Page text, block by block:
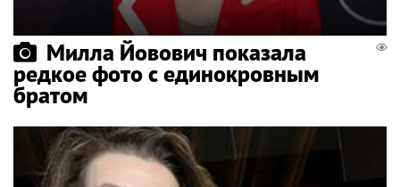
Милла Йовович показала
редкое фото с единокровным
братом